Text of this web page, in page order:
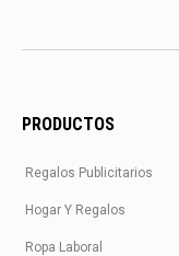
PRODUCTOS
Regalos Publicitarios
Hogar Y Regalos
Ropa Laboral